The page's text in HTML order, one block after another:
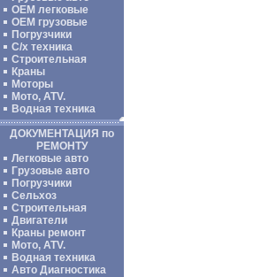
ОЕМ легковые
OEM грузовые
Погрузчики
С/х техника
Строительная
Краны
Моторы
Мото, ATV.
Водная техника
ДОКУМЕНТАЦИЯ по
РЕМОНТУ
Легковые авто
Грузовые авто
Погрузчики
Сельхоз
Строительная
Двигатели
Краны ремонт
Мото, ATV.
Водная техника
Авто Диагностика